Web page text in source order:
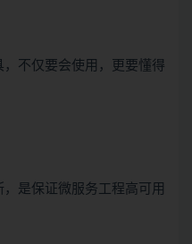
不仅要会使用，更要懂得
是保证微服务工程高可用